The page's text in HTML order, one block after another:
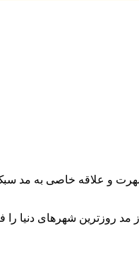
و علاقه خاصی به مد سبک
مد روزترین شهرهای دنیا